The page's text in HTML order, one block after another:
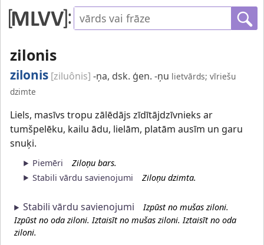
zilonis
zilonis [ziluônis] -ņa, dsk. ģen. -ņu lietvārds; vīriešu
dzimte
Liels, masīvs tropu zālēdājs zīdītājdzīvnieks ar
tumšpelēku, kailu ādu, lielām, platām ausīm un garu
snuķi.
Piemēri
Ziloņu bars.
Stabili vārdu savienojumi
Ziloņu dzimta.
Stabili vārdu savienojumi
Izpūst no mušas ziloni.
Izpūst no oda ziloni. Iztaisīt no mušas ziloni. Iztaisīt no oda
ziloni.